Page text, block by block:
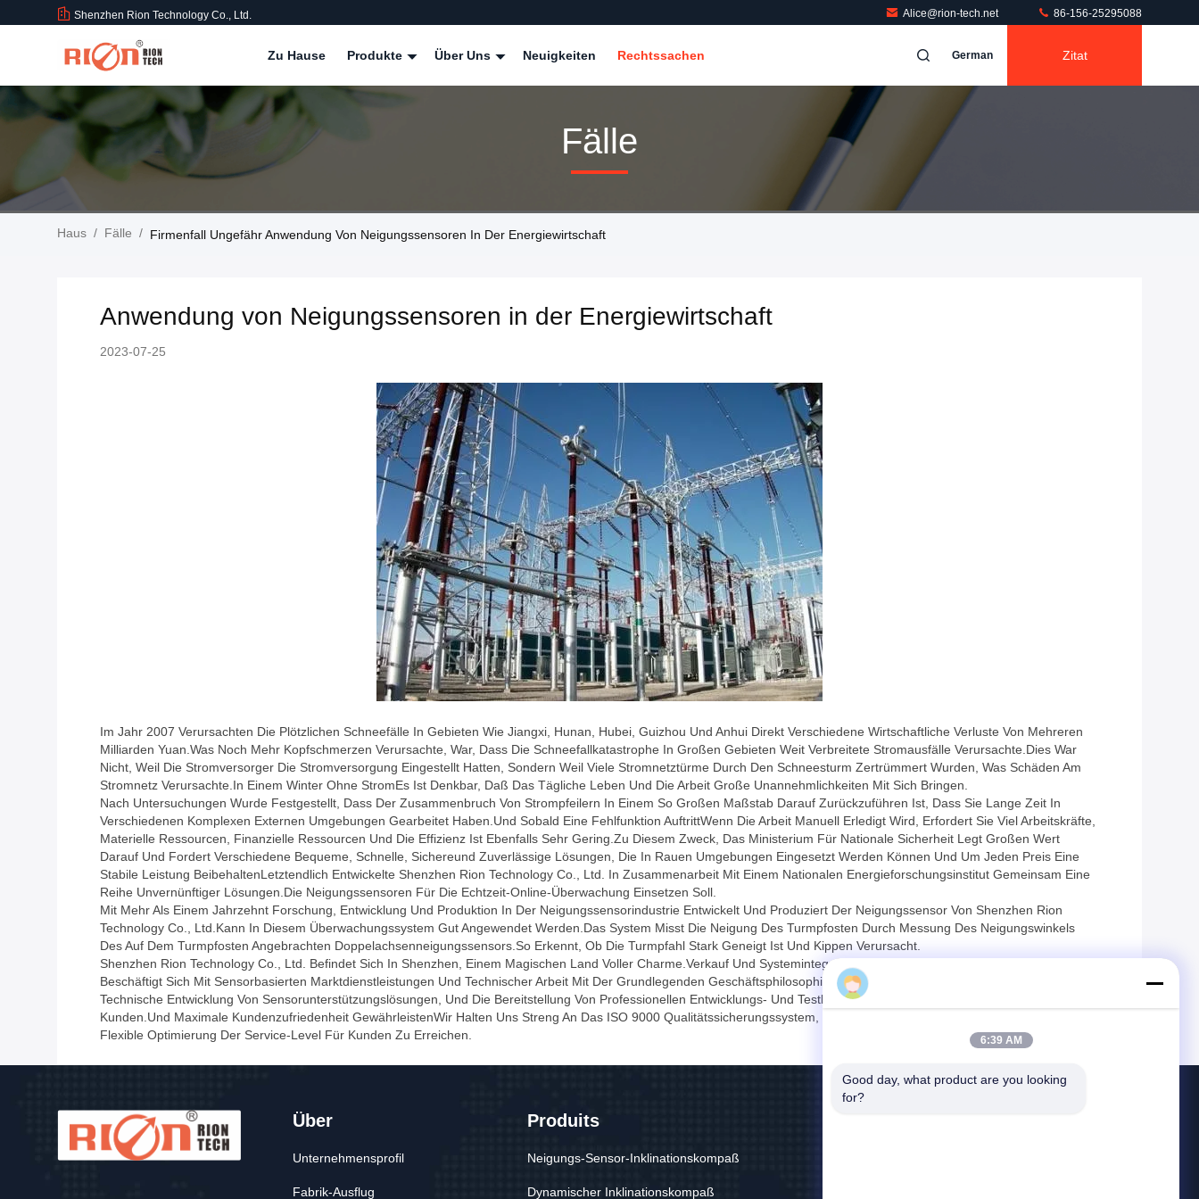
Shenzhen Rion Technology Co., Ltd. Alice@rion-tech.net 86-156-25295088
Zu Hause Produkte Über Uns Neuigkeiten Rechtssachen German Zitat
Fälle
Haus / Fälle / Firmenfall Ungefähr Anwendung Von Neigungssensoren In Der Energiewirtschaft
Anwendung von Neigungssensoren in der Energiewirtschaft
2023-07-25
Im Jahr 2007 Verursachten Die Plötzlichen Schneefälle In Gebieten Wie Jiangxi, Hunan, Hubei, Guizhou Und Anhui Direkt Verschiedene Wirtschaftliche Verluste Von Mehreren
Milliarden Yuan.Was Noch Mehr Kopfschmerzen Verursachte, War, Dass Die Schneefallkatastrophe In Großen Gebieten Weit Verbreitete Stromausfälle Verursachte.Dies War
Nicht, Weil Die Stromversorger Die Stromversorgung Eingestellt Hatten, Sondern Weil Viele Stromnetztürme Durch Den Schneesturm Zertrümmert Wurden, Was Schäden Am
Stromnetz Verursachte.In Einem Winter Ohne StromEs Ist Denkbar, Daß Das Tägliche Leben Und Die Arbeit Große Unannehmlichkeiten Mit Sich Bringen.
Nach Untersuchungen Wurde Festgestellt, Dass Der Zusammenbruch Von Strompfeilern In Einem So Großen Maßstab Darauf Zurückzuführen Ist, Dass Sie Lange Zeit In
Verschiedenen Komplexen Externen Umgebungen Gearbeitet Haben.und Sobald Eine Fehlfunktion AuftrittWenn Die Arbeit Manuell Erledigt Wird, Erfordert Sie Viel Arbeitskräfte,
Materielle Ressourcen, Finanzielle Ressourcen Und Die Effizienz Ist Ebenfalls Sehr Gering.Zu Diesem Zweck, Das Ministerium Für Nationale Sicherheit Legt Großen Wert
Darauf Und Fordert Verschiedene Bequeme, Schnelle, Sichereund Zuverlässige Lösungen, Die In Rauen Umgebungen Eingesetzt Werden Können Und Um Jeden Preis Eine
Stabile Leistung BeibehaltenLetztendlich Entwickelte Shenzhen Rion Technology Co., Ltd. In Zusammenarbeit Mit Einem Nationalen Energieforschungsinstitut Gemeinsam Eine
Reihe Unvernünftiger Lösungen.die Neigungssensoren Für Die Echtzeit-Online-Überwachung Einsetzen Soll.
Mit Mehr Als Einem Jahrzehnt Forschung, Entwicklung Und Produktion In Der Neigungssensorindustrie Entwickelt Und Produziert Der Neigungssensor Von Shenzhen Rion
Technology Co., Ltd.kann In Diesem Überwachungssystem Gut Angewendet Werden.Das System Misst Die Neigung Des Turmpfosten Durch Messung Des Neigungswinkels
Des Auf Dem Turmpfosten Angebrachten Doppelachsenneigungssensors.so Erkennt, Ob Die Turmpfahl Stark Geneigt Ist Und Kippen Verursacht.
Shenzhen Rion Technology Co., Ltd. Befindet Sich In Shenzhen, Einem Magischen Land Voller Charme.Verkauf Und Systemintegration Von NeigungswinkelDas Unternehmen
Beschäftigt Sich Mit Sensorbasierten Marktdienstleistungen Und Technischer Arbeit Mit Der Grundlegenden Geschäftsphilosophie Der Spezialisierung Und Vermarktung.die
Technische Entwicklung Von Sensorunterstützungslösungen, Und Die Bereitstellung Von Professionellen Entwicklungs- Und Testlösungen Entsprechend Den Bedürfnissen Der
Kunden.und Maximale Kundenzufriedenheit GewährleistenWir Halten Uns Streng An Das ISO 9000 Qualitätssicherungssystem, Um Strenge Interne Managementverfahren Und
Flexible Optimierung Der Service-Level Für Kunden Zu Erreichen.
Über
Unternehmensprofil
Fabrik-Ausflug
Produits
Neigungs-Sensor-Inklinationskompaß
Dynamischer Inklinationskompaß
6:39 AM
Good day, what product are you looking
for?